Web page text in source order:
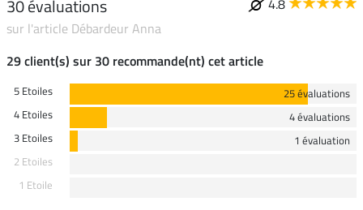
30 évaluations
sur l'article Débardeur Anna
29 client(s) sur 30 recommande(nt) cet article
5 Etoiles
25 évaluations
4 Etoiles
4 évaluations
3 Etoiles
1 évaluation
2 Etoiles
1 Etoile